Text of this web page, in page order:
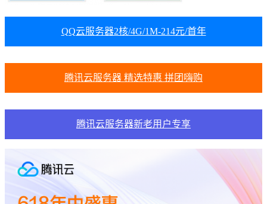
QQ云服务器2核/4G/1M-214元/首年
腾讯云服务器 精选特惠 拼团嗨购
腾讯云服务器新老用户专享